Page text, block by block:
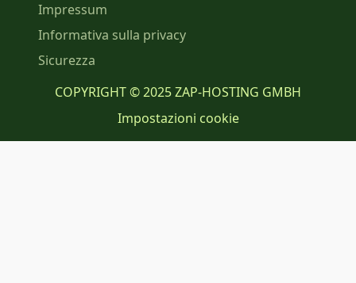
Impressum
Informativa sulla privacy
Sicurezza
COPYRIGHT © 2025 ZAP-HOSTING GMBH
Impostazioni cookie